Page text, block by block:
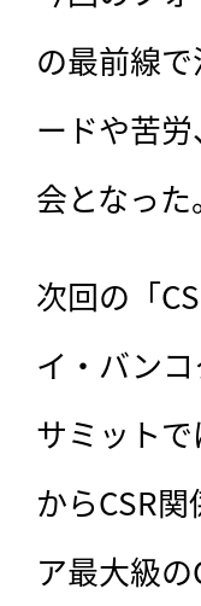
の最前線
ードや苦
会となった。
次回の「
イ・バン
サミット
からCSR
ア最大級